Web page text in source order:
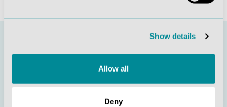
Show details
Allow all
Deny
Bleiben Sie informiert